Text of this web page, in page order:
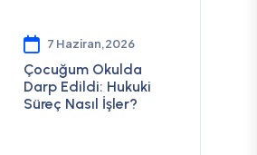
7 Haziran,2026
Çocuğum Okulda
Darp Edildi: Hukuki
Süreç Nasıl İşler?